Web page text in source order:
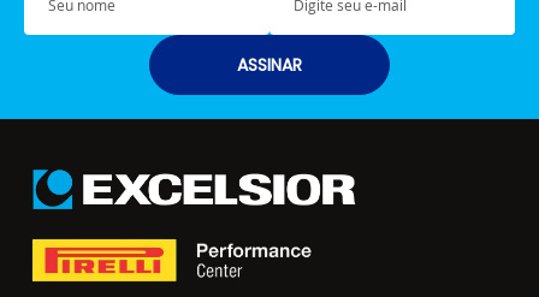
u
m
a
ASSINAR